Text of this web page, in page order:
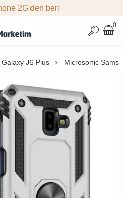
2G'den beri
0
Galaxy J6 Plus Microsonic